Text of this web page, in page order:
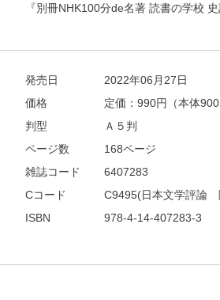
『別冊NHK100分de名著 読書の学校
発売日
2022年06月27日
価格
定価： 990円（本体900
判型
Ａ５判
ページ数
168ページ
雑誌コード
6407283
Cコード
C9495(日本文学評論
ISBN
978-4-14-407283-3